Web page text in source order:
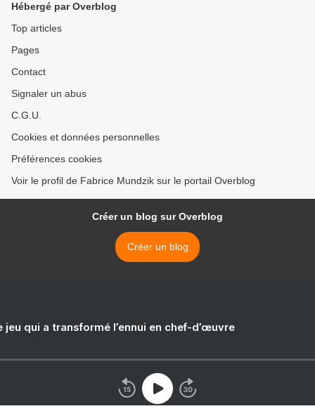
Hébergé par Overblog
Top articles
Pages
Contact
Signaler un abus
C.G.U.
Cookies et données personnelles
Préférences cookies
Voir le profil de Fabrice Mundzik sur le portail Overblog
Créer un blog sur Overblog
Créer un blog
jeu qui a transformé l’ennui en chef-d’œuvre